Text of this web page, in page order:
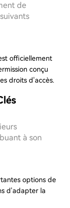
de
officiellement
conçu
droits d'accès.
à son
options de
d'adapter la